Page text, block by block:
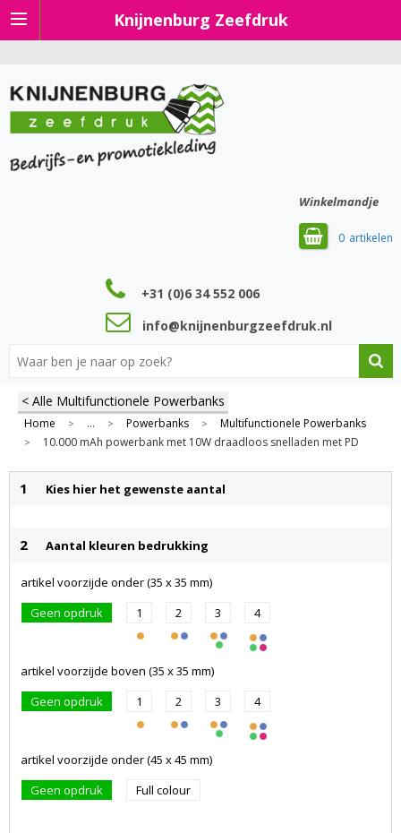
Knijnenburg Zeefdruk
Winkelmandje
0
+31 (0)6 34 552 006
info@knijnenburgzeefdruk.nl
< Alle Multifunctionele Powerbanks
Home > ... > Powerbanks > Multifunctionele Powerbanks
> 10.000 mAh powerbank met 10W draadloos snelladen met PD
1 Kies hier het gewenste aantal
2 Aantal kleuren bedrukking
artikel voorzijde onder (35 x 35 mm)
Geen opdruk
1 2 3 4
artikel voorzijde boven (35 x 35 mm)
Geen opdruk
1 2 3 4
artikel voorzijde onder (45 x 45 mm)
Geen opdruk
Full colour